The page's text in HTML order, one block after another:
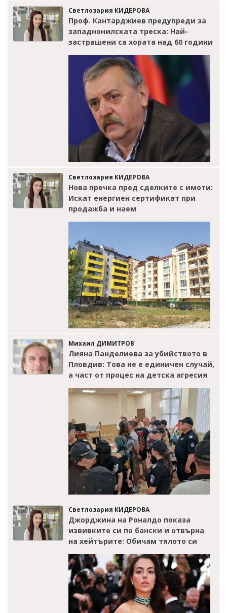
Светлозария КИДЕРОВА
Проф. Кантарджиев предупреди за
западнонилската треска: Най-
застрашени са хората над 60 години
Светлозария КИДЕРОВА
Нова пречка пред сделките с имоти:
Искат енергиен сертификат при
продажба и наем
Михаил ДИМИТРОВ
Лияна Панделиева за убийството в
Пловдив: Това не е единичен случай,
а част от процес на детска агресия
Светлозария КИДЕРОВА
Джорджина на Роналдо показа
извивките си по бански и отвърна
на хейтърите: Обичам тялото си